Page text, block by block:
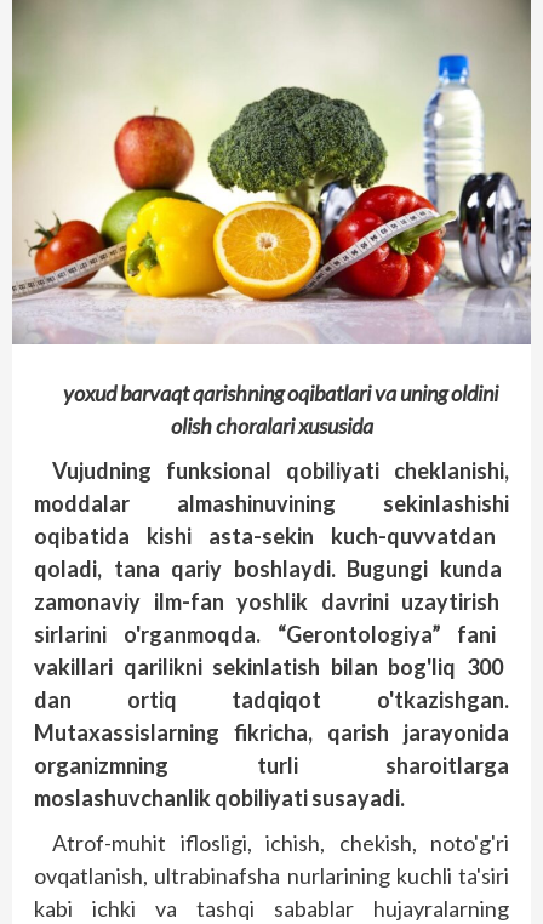
yoxud barvaqt qarishning oqibatlari va uning oldini
olish choralari xususida
Vujudning funksional qobiliyati cheklanishi,
moddalar almashinuvining sekinlashishi
oqibatida kishi asta-sekin kuch-quvvatdan
qoladi, tana qariy boshlaydi. Bugungi kunda
zamonaviy ilm-fan yoshlik davriniuzaytirish
sirlarini o'rganmoqda. “Gerontologiya” fani
vakillari qariliknisekinlatish bilan bog'liq 300
dan ortiq tadqiqot o'tkazishgan.
Mutaxassislarning fikricha, qarish jarayonida
organizmning turli sharoitlarga
moslashuvchanlik qobiliyati susayadi.
Atrof-muhit iflosligi, ichish, chekish, noto'g'ri
ovqatlanish, ultrabinafsha nurlarining kuchli ta'siri
kabi ichki va tashqi sabablar hujayralarning